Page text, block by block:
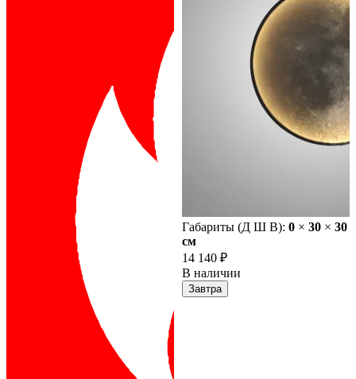
Габариты (Д Ш В): 0 × 30 × 30
cм
14 140 ₽
В наличии
Завтра